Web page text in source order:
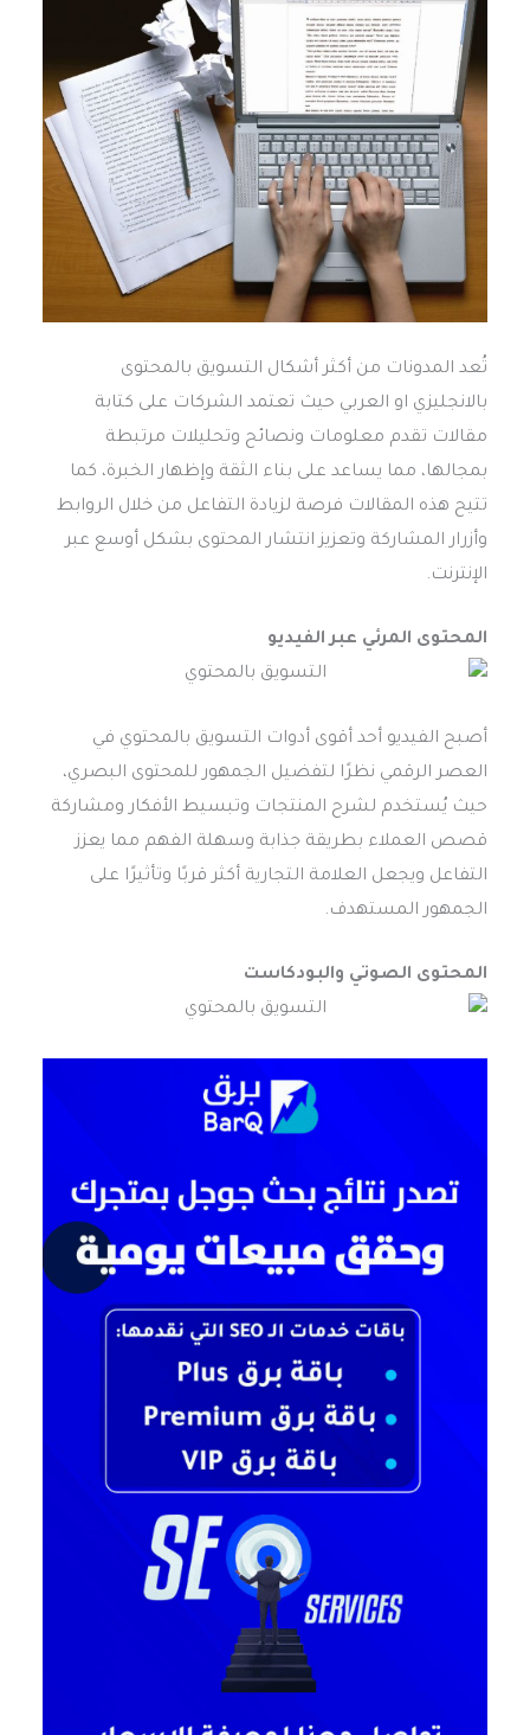
تُعد المدونات من أكثر أشكال التسويق بالمحتوى
بالانجليزي او العربي حيث تعتمد الشركات على كتابة
مقالات تقدم معلومات ونصائح وتحليلات مرتبطة
بمجالها، مما يساعد على بناء الثقة وإظهار الخبرة، كما
تتيح هذه المقالات فرصة لزيادة التفاعل من خلال الروابط
وأزرار المشاركة وتعزيز انتشار المحتوى بشكل أوسع عبر
الإنترنت.
المحتوى المرئي عبر الفيديو
أصبح الفيديو أحد أقوى أدوات التسويق بالمحتوي في
العصر الرقمي نظرًا لتفضيل الجمهور للمحتوى البصري،
حيث يُستخدم لشرح المنتجات وتبسيط الأفكار ومشاركة
قصص العملاء بطريقة جذابة وسهلة الفهم مما يعزز
التفاعل ويجعل العلامة التجارية أكثر قربًا وتأثيرًا على
الجمهور المستهدف.
المحتوى الصوتي والبودكاست